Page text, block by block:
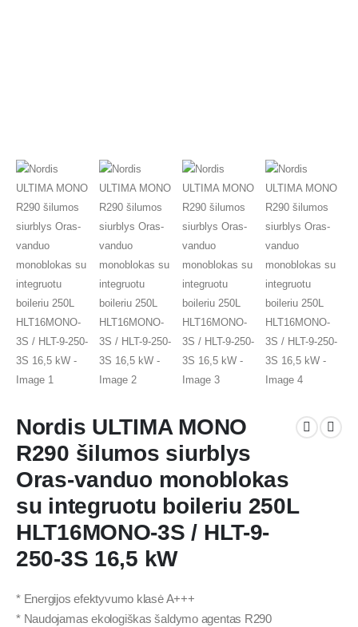
Nordis ULTIMA MONO
R290 šilumos siurblys
Oras-vanduo monoblokas
su integruotu boileriu 250L
HLT16MONO-3S / HLT-9-
250-3S 16,5 kW
* Energijos efektyvumo klasė A+++
* Naudojamas ekologiškas šaldymo agentas R290